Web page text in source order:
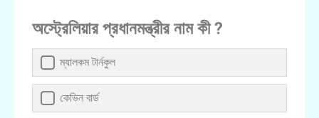
অস্ট্রেলিয়ার প্রধানমন্ত্রীর নাম কী ?
ম্যালকম টার্নকুল
কেভিন বার্ড